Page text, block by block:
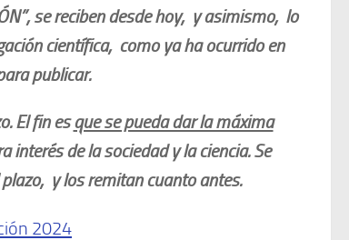
se reciben desde hoy, y asimismo, lo
científica, como ya ha ocurrido en
publicar.
El fin esque se pueda dar la máxima
de la sociedad y la ciencia. Se
y los remitan cuanto antes.
2024